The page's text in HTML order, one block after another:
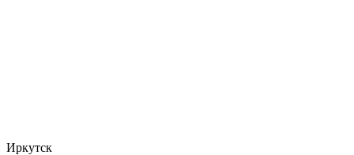
Иркутск